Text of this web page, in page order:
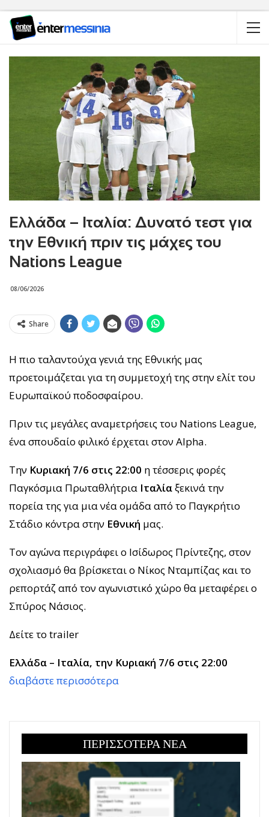
Ελλάδα – Ιταλία: Δυνατό τεστ για
την Εθνική πριν τις μάχες του
Nations League
08/06/2026
Share
Η πιο ταλαντούχα γενιά της Εθνικής μας
προετοιμάζεται για τη συμμετοχή της στην ελίτ του
Ευρωπαϊκού ποδοσφαίρου.
Πριν τις μεγάλες αναμετρήσεις του Nations League,
ένα σπουδαίο φιλικό έρχεται στον Alpha.
Την Κυριακή 7/6 στις 22:00 η τέσσερις φορές
Παγκόσμια Πρωταθλήτρια Ιταλίαξεκινά την
πορεία της για μια νέα ομάδα από το Παγκρήτιο
Στάδιο κόντρα στην Εθνική μας.
Τον αγώνα περιγράφει ο Ισίδωρος Πρίντεζης, στον
σχολιασμό θα βρίσκεται ο Νίκος Νταμπίζας και το
ρεπορτάζ από τον αγωνιστικό χώρο θα μεταφέρει ο
Σπύρος Νάσιος.
Δείτε το trailer
Ελλάδα – Ιταλία, την Κυριακή 7/6 στις 22:00
διαβάστε περισσότερα
ΠΕΡΙΣΣΟΤΕΡΑ ΝΕΑ